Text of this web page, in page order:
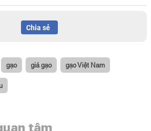
Chia sẻ
gạo giá gạo gạo Việt Nam
tâm